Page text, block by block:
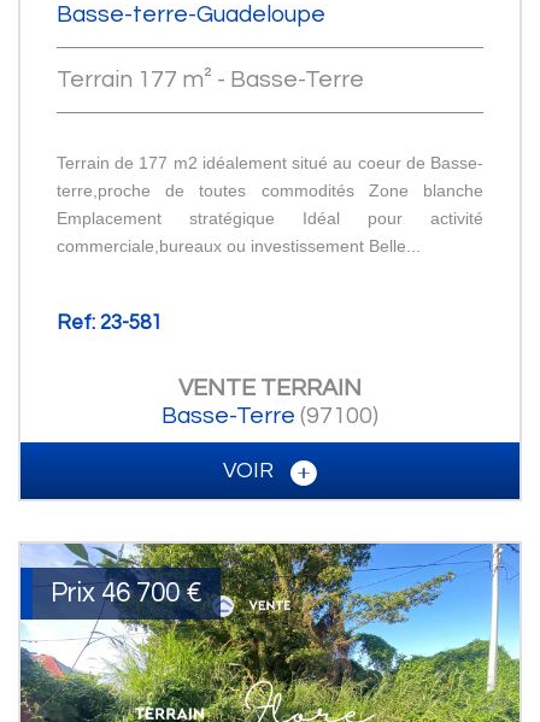
Basse-terre-Guadeloupe
Terrain 177 m² - Basse-Terre
Terrain de 177 m2 idéalement situé au coeur de Basse-
terre,proche de toutes commodités Zone blanche
Emplacement stratégique Idéal pour activité
commerciale,bureaux ou investissement Belle...
Ref: 23-581
VENTE TERRAIN
Basse-Terre (97100)
VOIR
Prix 46 700 €